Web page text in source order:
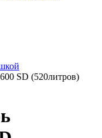
SD (520литров)